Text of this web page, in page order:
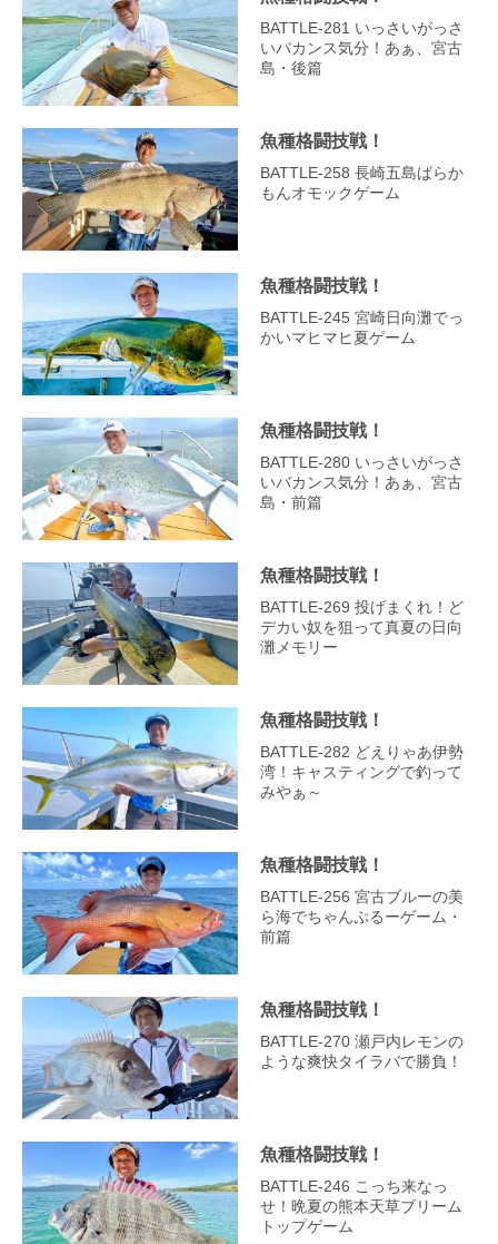
BATTLE-281 いっさいがっさ
いバカンス気分！あぁ、宮古
島・後篇
魚種格闘技戦！
BATTLE-258 長崎五島ばらか
もんオモックゲーム
魚種格闘技戦！
BATTLE-245 宮崎日向灘でっ
かいマヒマヒ夏ゲーム
魚種格闘技戦！
BATTLE-280 いっさいがっさ
いバカンス気分！あぁ、宮古
島・前篇
魚種格闘技戦！
BATTLE-269 投げまくれ！ど
デカい奴を狙って真夏の日向
灘メモリー
魚種格闘技戦！
BATTLE-282 どえりゃあ伊勢
湾！キャスティングで釣って
みやぁ～
魚種格闘技戦！
BATTLE-256 宮古ブルーの美
ら海でちゃんぷるーゲーム・
前篇
魚種格闘技戦！
BATTLE-270 瀬戸内レモンの
ような爽快タイラバで勝負！
魚種格闘技戦！
BATTLE-246 こっち来なっ
せ！晩夏の熊本天草ブリーム
トップゲーム